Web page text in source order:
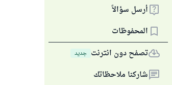
أرسل سؤالاً
المحفوظات
تصفح دون انترنت جديد
شاركنا ملاحظاتك